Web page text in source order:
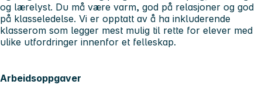
og lærelyst. Du må være varm, god på relasjoner og god
på klasseledelse. Vi er opptatt av å ha inkluderende
klasserom som legger mest mulig til rette for elever med
ulike utfordringer innenfor et felleskap.
Arbeidsoppgaver